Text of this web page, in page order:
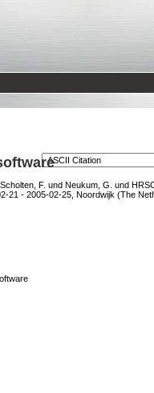
Scholten, F. und Neukum, G. und
21 - 2005-02-25, Noordwijk (The